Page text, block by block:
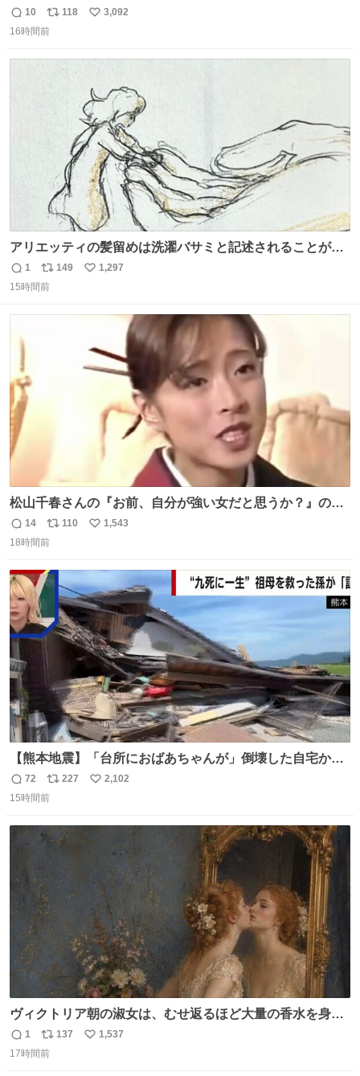
返
信
10
リ
ポ
118
い
3,092
16時間前
アリエッティの髪留めは洗濯バサミと記述されることが多
いですが、もっと小さいプラスチックのクリップです。 バ
ネは使いやすいように強度を調整してあるはず。
返
信
1
リ
ポ
149
い
1,297
15時間前
松山千春さんの『お前、自分が強い女だと思うか？』の一
言で… 中森明菜さんが思わず本音をこぼす瞬間😭
返
信
14
リ
ポ
ト
110
い
数
1,543
18時間前
【熊本地震】「台所におばあちゃんが」倒壊した自宅から
孫が救出 地震発生時、台所で夕食の準備をしていた祖母の
「助けて」という声。祖母を背負い、助け出した孫が「命
返
信
72
リ
ポ
ト
227
い
2,102
15時間前
ヴィクトリア朝の淑女は、むせ返るほど大量の香水を身に
つけるものではないとされていた。それでも香水は、髪や
肌の手入れと同じくらい、ヴィクトリア朝の女性達の美容
返
信
1
リ
ポ
137
い
1,537
17時間前